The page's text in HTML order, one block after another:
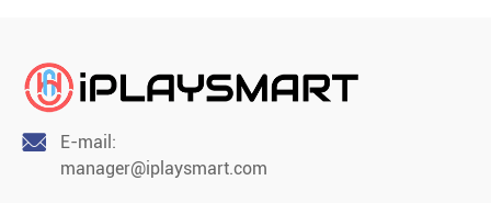

E-mail:
manager@iplaysmart.com